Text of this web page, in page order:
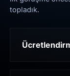
topladık.